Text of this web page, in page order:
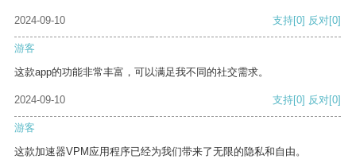
2024-09-10 支持[0] 反对[0]
游客
这款app的功能非常丰富，可以满足我不同的社交需求。
2024-09-10 支持[0] 反对[0]
游客
这款加速器VPM应用程序已经为我们带来了无限的隐私和自由。